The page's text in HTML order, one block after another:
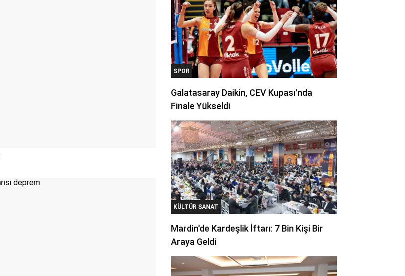
SPOR
Galatasaray Daikin, CEV Kupası'nda
Finale Yükseldi
KÜLTÜR SANAT
Mardin'de Kardeşlik İftarı: 7 Bin Kişi Bir
Araya Geldi